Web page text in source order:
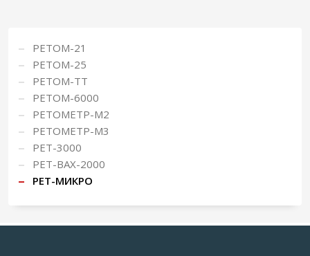
РЕТОМ-21
РЕТОМ-25
РЕТОМ-ТТ
РЕТОМ-6000
РЕТОМЕТР-М2
РЕТОМЕТР-М3
РЕТ-3000
РЕТ-ВАХ-2000
РЕТ-МИКРО